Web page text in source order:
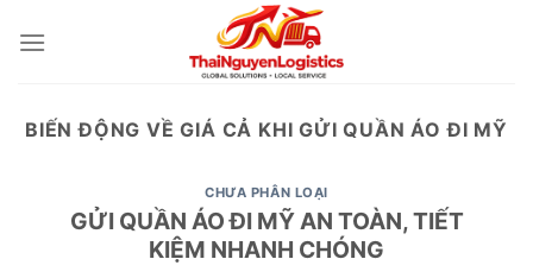
BIẾN ĐỘNG VỀ GIÁ CẢ KHI GỬI QUẦN ÁO ĐI MỸ
CHƯA PHÂN LOẠI
GỬI QUẦN ÁO ĐI MỸ AN TOÀN, TIẾT
KIỆM NHANH CHÓNG